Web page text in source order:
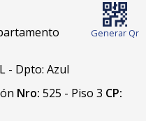
Generar Qr
- Dpto: Azul
Nro: 525 - Piso 3 CP: